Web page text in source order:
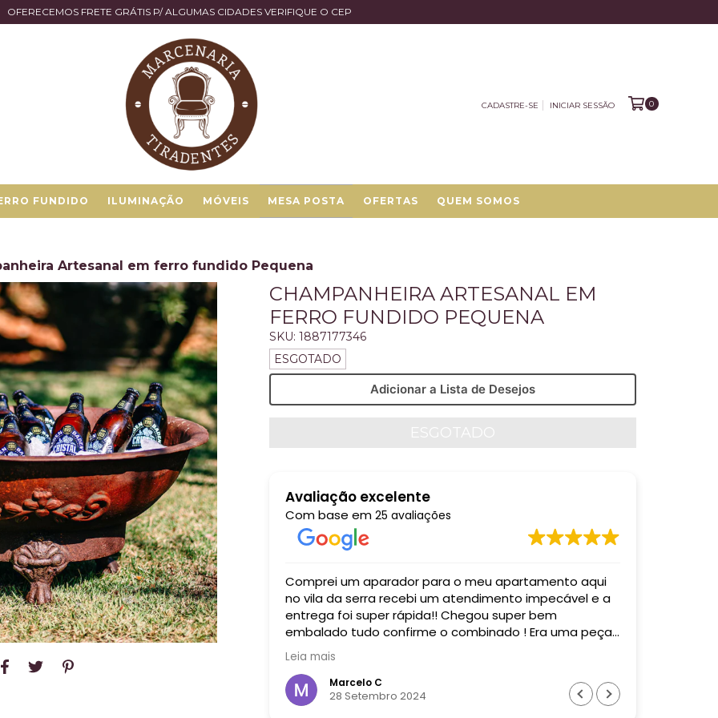
OFERECEMOS FRETE GRÁTIS P/ ALGUMAS CIDADES VERIFIQUE O CEP
CADASTRE-SE INICIAR SESSÃO 0
FUNDIDO ILUMINAÇÃO MÓVEIS MESA POSTA OFERTAS QUEM SOMOS
Artesanal em ferro fundido Pequena
CHAMPANHEIRA ARTESANAL EM
FERRO FUNDIDO PEQUENA
SKU:1887177346
ESGOTADO
Adicionar a Lista de Desejos
Avaliação excelente
Com base em25 avaliações
A comida estava maravilhosa,
e autenticada, com um atendimento
e simpático feito pelos próprios
Comprei um aparador para o meu apartamento aqui
no vila da serra recebi um atendimento impecável e a
entrega foi super rápida!! Chegou super bem
embalado tudo confirme o combinado ! Era uma peça
bem grande! Recomendo muito essa empresa! Valeu
cada centavo !
Leia mais
Marcelo C
28 Setembro 2024